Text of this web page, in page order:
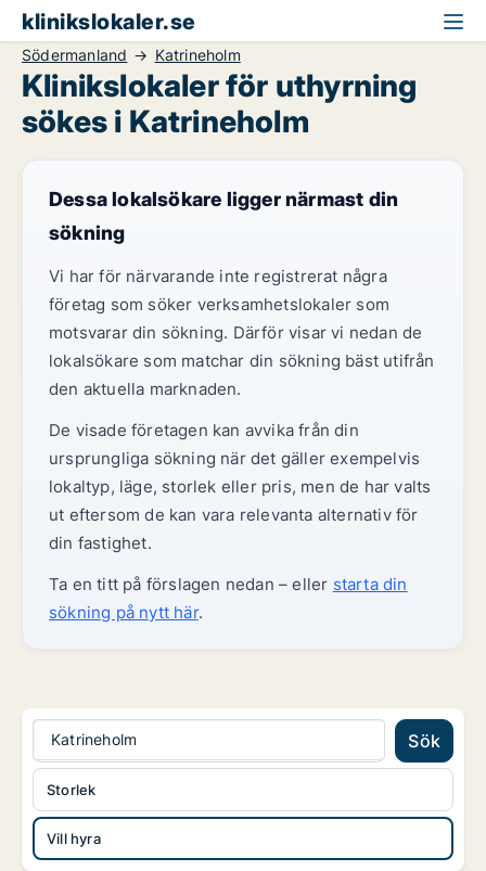
klinikslokaler.se
Södermanland Katrineholm
Klinikslokaler för uthyrning
sökes i Katrineholm
Dessa lokalsökare ligger närmast din
sökning
Vi har för närvarande inte registrerat några
företag som söker verksamhetslokaler som
motsvarar din sökning. Därför visar vi nedan de
lokalsökare som matchar din sökning bäst utifrån
den aktuella marknaden.
De visade företagen kan avvika från din
ursprungliga sökning när det gäller exempelvis
lokaltyp, läge, storlek eller pris, men de har valts
ut eftersom de kan vara relevanta alternativ för
din fastighet.
Ta en titt på förslagen nedan – eller starta din
sökning på nytt här.
Katrineholm Sök
Vill hyra
Storlek